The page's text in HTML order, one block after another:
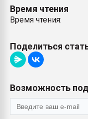
Время чтения
Время чтения:
Поделиться
Возможность